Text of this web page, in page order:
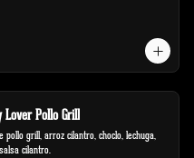
Lover Pollo Grill
pollo grill, arroz cilantro, choclo, lechuga,
cilantro.